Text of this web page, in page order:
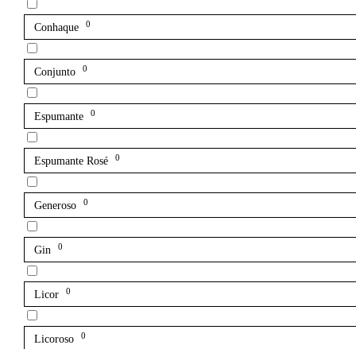
Conhaque 0
Conjunto 0
Espumante 0
Espumante Rosé 0
Generoso 0
Gin 0
Licor 0
Licoroso 0